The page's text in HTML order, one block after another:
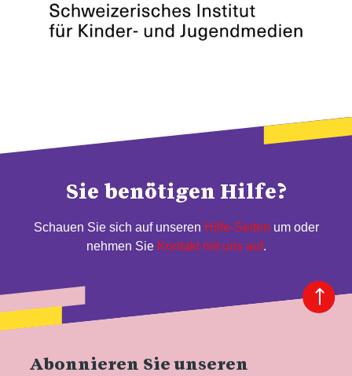
Sie benötigen Hilfe?
Schauen Sie sich auf unseren Hilfe-Seiten um oder
nehmen Sie Kontakt mit uns auf.
Abonnieren Sie unseren